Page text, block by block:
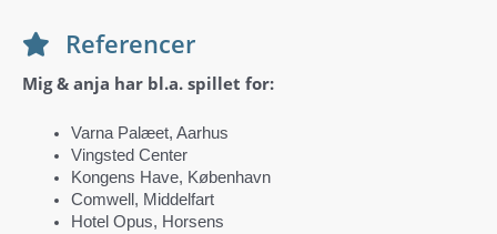
Referencer
Mig & anja har bl.a. spillet for:
Varna Palæet, Aarhus
Vingsted Center
Kongens Have, København
Comwell, Middelfart
Hotel Opus, Horsens